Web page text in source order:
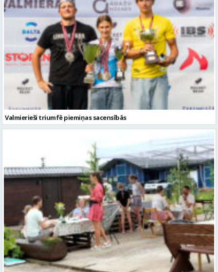
Valmierieši triumfē piemiņas sacensībās
Valmieras novadā aizvadītas jau sestās Mājas kafejnīcu dienas